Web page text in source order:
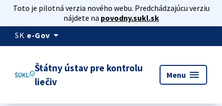
Toto je pilotná verzia nového webu. Predchádzajúcu verziu
nájdete na povodny.sukl.sk
SK e-Gov arrow_drop_down
Štátny ústav pre kontrolu
liečiv
Menu menu